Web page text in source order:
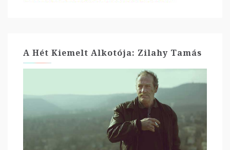
A Hét Kiemelt Alkotója: Zilahy Tamás